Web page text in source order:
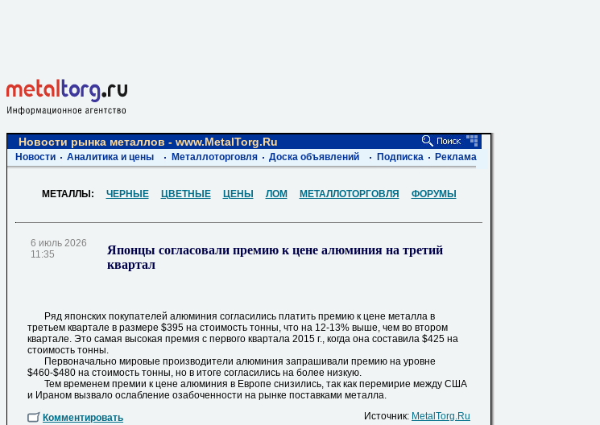
Новости рынка металлов - www.MetalTorg.Ru
Новости Аналитика и цены Металлоторговля Доска объявлений Подписка Реклама
МЕТАЛЛЫ: ЧЕРНЫЕ ЦВЕТНЫЕ ЦЕНЫ ЛОМ МЕТАЛЛОТОРГОВЛЯ ФОРУМЫ
6 июль 2026
11:35
Японцы согласовали премию к цене алюминия на третий
квартал
Ряд японских покупателей алюминия согласились платить премию к цене металла в
третьем квартале в размере $395 на стоимость тонны, что на 12-13% выше, чем во втором
квартале. Это самая высокая премия с первого квартала 2015 г., когда она составила $425 на
стоимость тонны.
Первоначально мировые производители алюминия запрашивали премию на уровне
$460-$480 на стоимость тонны, но в итоге согласились на более низкую.
Тем временем премии к цене алюминия в Европе снизились, так как перемирие между США
и Ираном вызвало ослабление озабоченности на рынке поставками металла.
Комментировать
Источник: MetalTorg.Ru